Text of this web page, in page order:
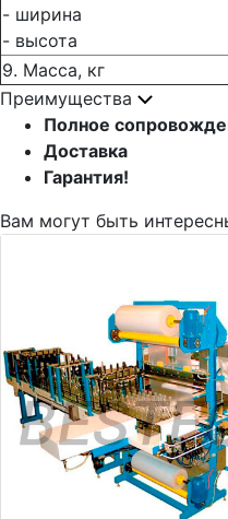
- ширина
- высота
9. Масса, кг
Преимущества
Полное
Доставка
Гарантия!
Вам могут быть